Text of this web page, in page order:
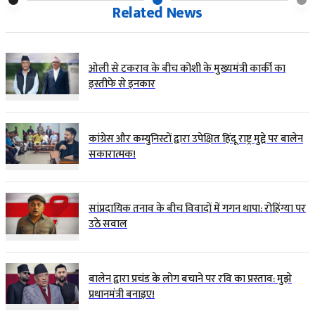
Related News
ओली से टकराव के बीच कोशी के मुख्यमंत्री कार्की का
इस्तीफे से इनकार
कांग्रेस और कम्युनिस्टों द्वारा उपेक्षित हिंदू राष्ट्र मुद्दे पर बालेन
सकारात्मक!
सांप्रदायिक तनाव के बीच विवादों में गगन थापा: रोहिंग्या पर
उठे सवाल
बालेन द्वारा प्रचंड के लोग बचाने पर रवि का प्रस्ताव: मुझे
प्रधानमंत्री बनाइए!